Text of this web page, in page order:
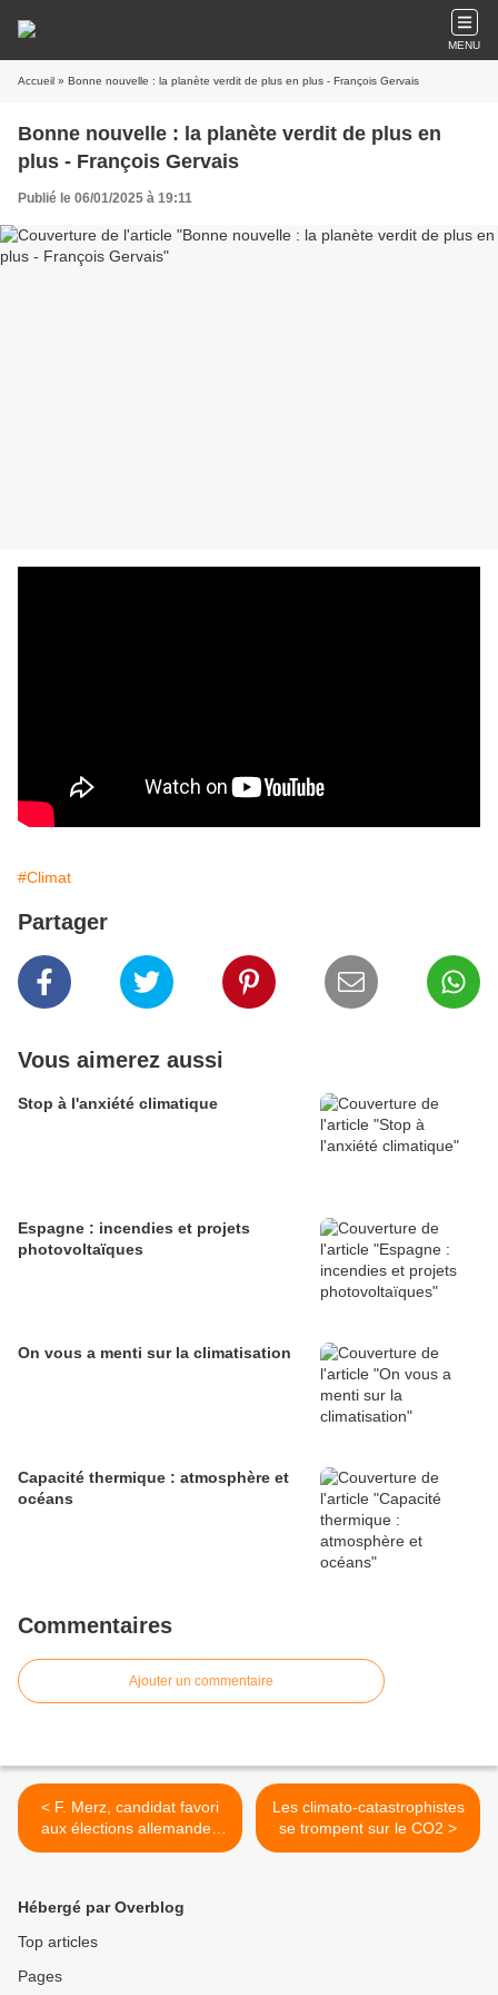
MENU
Accueil » Bonne nouvelle : la planète verdit de plus en plus - François Gervais
Bonne nouvelle : la planète verdit de plus en
plus - François Gervais
Publié le 06/01/2025 à 19:11
#Climat
Partager
Vous aimerez aussi
Stop à l'anxiété climatique
Espagne : incendies et projets
photovoltaïques
On vous a menti sur la climatisation
Capacité thermique : atmosphère et
océans
Commentaires
Ajouter un commentaire
< F. Merz, candidat favori
aux élections allemandes
est un ancien de
Les climato-catastrophistes
se trompent sur le CO2 >
Hébergé par Overblog
Top articles
Pages